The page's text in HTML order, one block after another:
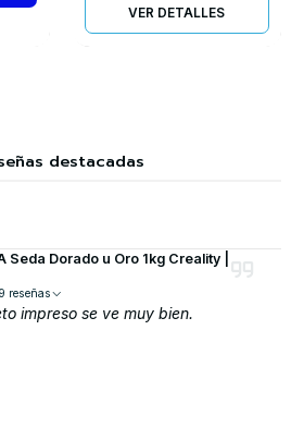
VER DETALLES
destacadas
Seda Dorado u Oro 1kg Creality |
19 reseñas
impreso se ve muy bien.